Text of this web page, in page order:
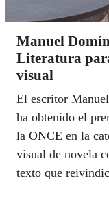
Manuel
Literatura
visual
El escritor
ha obtenido el
la ONCE en la
visual de novela
texto que